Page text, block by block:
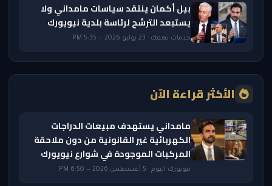
بيل أكمان ينتقد سياسات مامداني ولا
يستبعد الترشح لرئاسة بلدية نيويورك
خدمات تهمك · 23 يوليو 2026 — 5:35 PM
الأكثر قراءة الآن
مامداني يستهدف مبيعات الدراجات
الكهربائية غير القانونية من دون ملاحقة
المركبات الموجودة في شوارع نيويورك
نيويورك اليوم · 5 أغسطس 2026 — 6:50 PM